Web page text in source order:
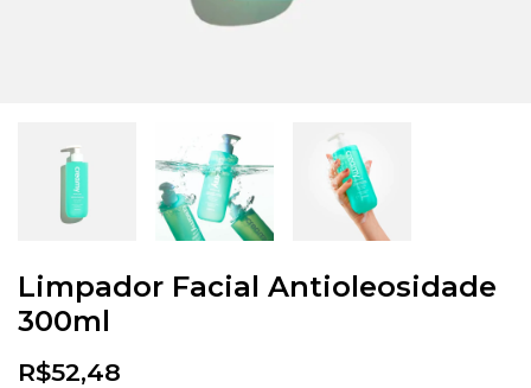
Limpador Facial Antioleosidade
300ml
R$52,48